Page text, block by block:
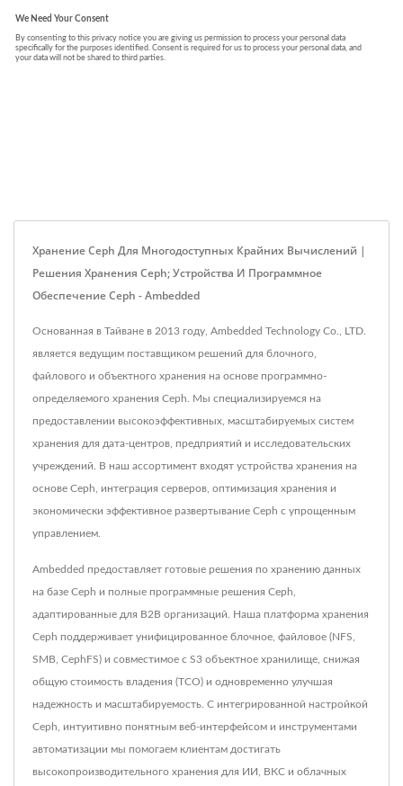
Хранение Ceph Для Многодоступных Крайних Вычислений |
Решения Хранения Ceph; Устройства И Программное
Обеспечение Ceph - Ambedded
Основанная в Тайване в 2013 году, Ambedded Technology Co., LTD.
является ведущим поставщиком решений для блочного,
файлового и объектного хранения на основе программно-
определяемого хранения Ceph. Мы специализируемся на
предоставлении высокоэффективных, масштабируемых систем
хранения для дата-центров, предприятий и исследовательских
учреждений. В наш ассортимент входят устройства хранения на
основе Ceph, интеграция серверов, оптимизация хранения и
экономически эффективное развертывание Ceph с упрощенным
управлением.
Ambedded предоставляет готовые решения по хранению данных
на базе Ceph и полные программные решения Ceph,
адаптированные для B2B организаций. Наша платформа хранения
Ceph поддерживает унифицированное блочное, файловое (NFS,
SMB, CephFS) и совместимое с S3 объектное хранилище, снижая
общую стоимость владения (TCO) и одновременно улучшая
надежность и масштабируемость. С интегрированной настройкой
Ceph, интуитивно понятным веб-интерфейсом и инструментами
автоматизации мы помогаем клиентам достигать
высокопроизводительного хранения для ИИ, ВКС и облачных